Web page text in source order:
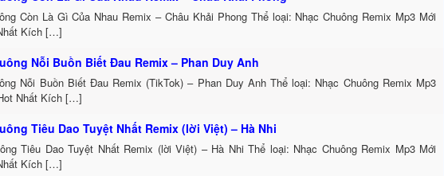
Còn Là Gì Của Nhau Remix – Châu Khải Phong Thể loại: Nhạc Chuông Remix Mp3 Mới
Kích […]
Nỗi Buồn Biết Đau Remix – Phan Duy Anh
Nỗi Buồn Biết Đau Remix (TikTok) – Phan Duy Anh Thể loại: Nhạc Chuông Remix Mp3
Nhất Kích […]
Tiêu Dao Tuyệt Nhất Remix (lời Việt) – Hà Nhi
Tiêu Dao Tuyệt Nhất Remix (lời Việt) – Hà Nhi Thể loại: Nhạc Chuông Remix Mp3 Mới
Kích […]